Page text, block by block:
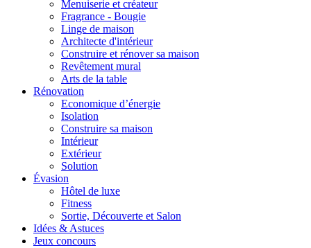
Menuiserie et créateur
Fragrance - Bougie
Linge de maison
Architecte d'intérieur
Construire et rénover sa maison
Revêtement mural
Arts de la table
Rénovation
Economique d’énergie
Isolation
Construire sa maison
Intérieur
Extérieur
Solution
Évasion
Hôtel de luxe
Fitness
Sortie, Découverte et Salon
Idées & Astuces
Jeux concours